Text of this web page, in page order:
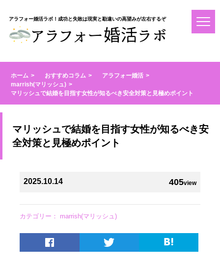
アラフォー婚活ラボ！成功と失敗は現実と勘違いの高望みが左右するぞ
ホーム おすすめコラム
アラフォー婚活
marrish(マリッシュ)
マリッシュで結婚を目指す女性が知るべき安全対策と見極めポイント
マリッシュで結婚を目指す女性が知るべき安
全対策と見極めポイント
405view
2025.10.14
カテゴリー： marrish(マリッシュ)